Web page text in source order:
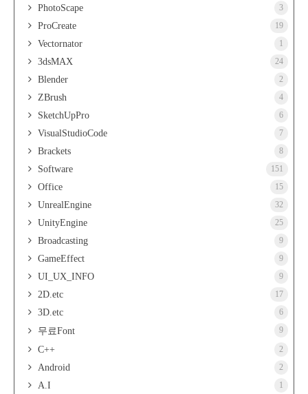
PhotoScape 3
ProCreate 19
Vectornator 1
3dsMAX 24
Blender 2
ZBrush 4
SketchUpPro 6
VisualStudioCode 7
Brackets 8
Software 151
Office 15
UnrealEngine 32
UnityEngine 25
Broadcasting 9
GameEffect 9
UI_UX_INFO 9
2D.etc 17
3D.etc 6
무료Font 9
C++ 2
Android 2
A.I 1